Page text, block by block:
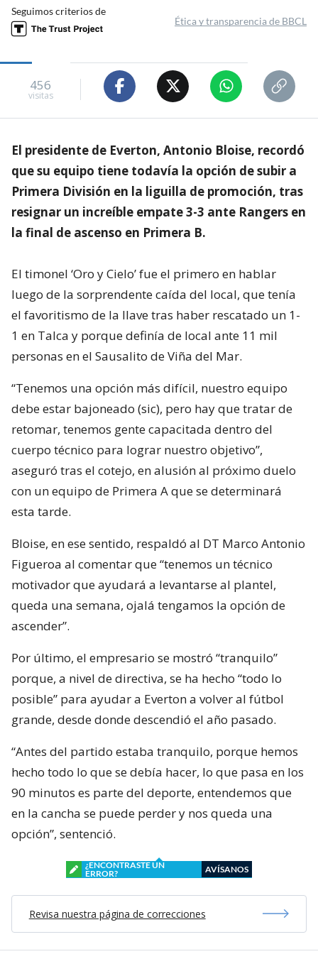
Seguimos criterios de
Ética y transparencia de BBCL
456
visitas
El presidente de Everton, Antonio Bloise, recordó
que su equipo tiene todavía la opción de subir a
Primera División en la liguilla de promoción, tras
resignar un increíble empate 3-3 ante Rangers en
la final de ascenso en Primera B.
El timonel ‘Oro y Cielo’ fue el primero en hablar
luego de la sorprendente caída del local, que tenía
el favoritismo de la llave tras haber rescatado un 1-
1 en Talca y porque definía de local ante 11 mil
personas en el Sausalito de Viña del Mar.
“Tenemos una opción más difícil, nuestro equipo
debe estar bajoneado (sic), pero hay que tratar de
retomar, tenemos gente capacitada dentro del
cuerpo técnico para lograr nuestro objetivo”,
aseguró tras el cotejo, en alusión al próximo duelo
con un equipo de Primera A que se determinará
esta tarde.
Bloise, en ese sentido, respaldó al DT Marco Antonio
Figueroa al comentar que “tenemos un técnico
motivador que ayudará a levantarse al plantel,
queda una semana, ojalá tengamos la opción de
ascender”.
Por último, el empresario se mostró “tranquilo”
porque, a nivel de directiva, se ha hecho “todo lo
posible” para ayudar a Everton a volver al fútbol
grande, desde donde descendió el año pasado.
“Antes del partido estaba tranquilo, porque hemos
hecho todo lo que se debía hacer, lo que pasa en los
90 minutos es parte del deporte, entendemos que
en la cancha se puede perder y nos queda una
opción”, sentenció.
¿ENCONTRASTE UN
ERROR?
AVÍSANOS
Revisa nuestra página de correcciones